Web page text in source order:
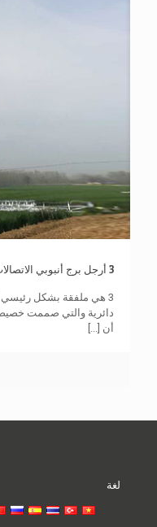
3 أرجل برج أنبوبي الاتصالات
3 هي ملفقة بشكل رئيسي
دائرية والتي صممت
أن [...]
لغة